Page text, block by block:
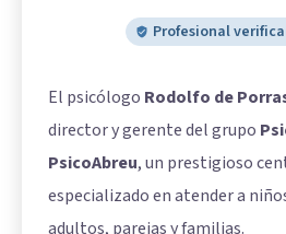
Profesional
El psicólogo Rodolfo de
director y gerente del grupo
PsicoAbreu, un prestigioso
especializado en atender a
adultos, parejas y familias.